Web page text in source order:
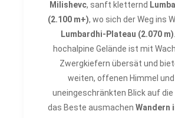
Milishevc, sanft kletternd
(2.100 m+), wo sich der Weg ins
Lumbardhi-Plateau (2.070 m)
hochalpine Gelände ist mit
Zwergkiefern übersät und
weiten, offenen Himmel und
uneingeschränkten Blick auf die
das Beste ausmachen Wandern